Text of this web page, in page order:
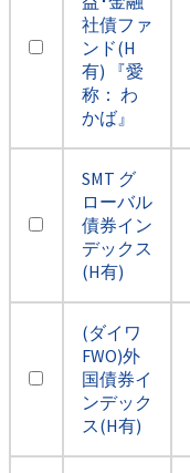
社債ファ
ンド(H
有) 『愛
称： わ
かば』
SMT グ
ローバル
債券イン
デックス
(H有)
(ダイワ
FWO)外
国債券イ
ンデック
ス(H有)